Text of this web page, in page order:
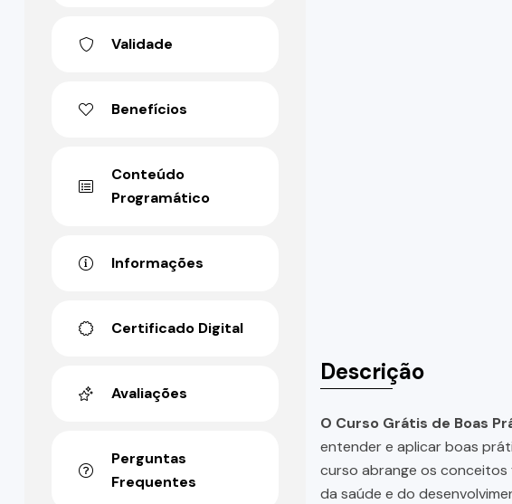
Descrição
O Curso Grátis de Boas
entender e aplicar boas
curso abrange os conceitos
da saúde e do
Validade
Benefícios
Conteúdo
Programático
Informações
Certificado Digital
Avaliações
Perguntas
Frequentes